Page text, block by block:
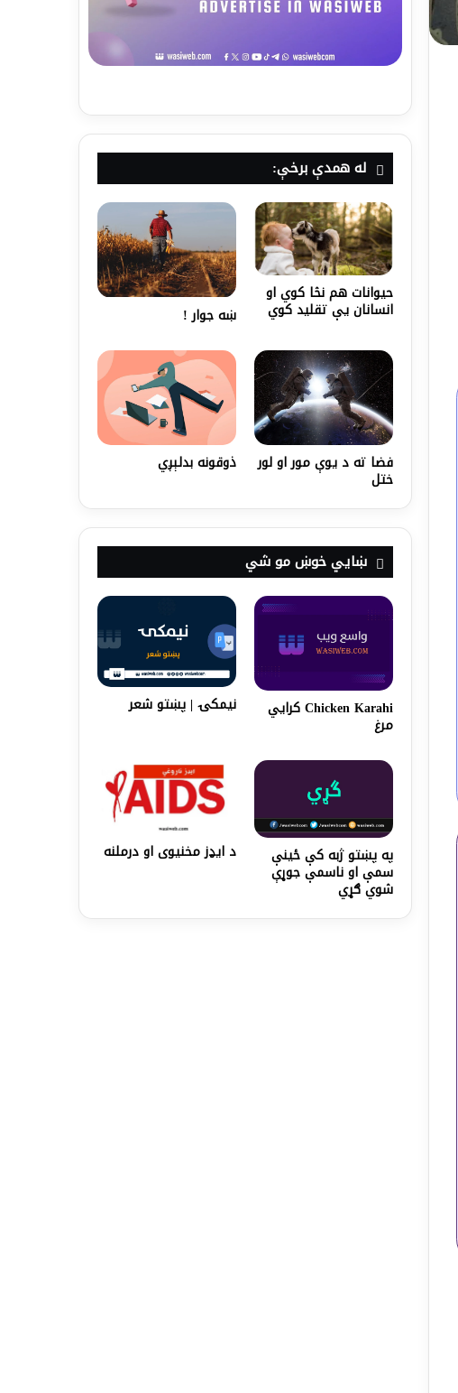
له همدې برخې:
حیوانات هم نڅا کوي او
انسانان یې تقلید کوي ښه جوار !
فضا ته د یوې مور او لور
ختل
ذوقونه بدلېږي
ښايي خوښ مو شي
Chicken Karahi کرايي‌
مرغ
نيمكۍ | پښتو شعر
په پښتو ژبه کې ځینې
سمې او ناسمې جوړې
شوي ګړي
د ايډز مخنيوی او درملنه